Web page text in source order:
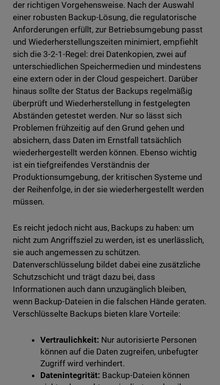
der richtigen Vorgehensweise. Nach der Auswahl
einer robusten Backup-Lösung, die regulatorische
Anforderungen erfüllt, zur Betriebsumgebung passt
und Wiederherstellungszeiten minimiert, empfiehlt
sich die 3-2-1-Regel: drei Datenkopien, zwei auf
unterschiedlichen Speichermedien und mindestens
eine extern oder in der Cloud gespeichert. Darüber
hinaus sollte der Status der Backups regelmäßig
überprüft und Wiederherstellung in festgelegten
Abständen getestet werden. Nur so lässt sich
Problemen frühzeitig auf den Grund gehen und
absichern, dass Daten im Ernstfall tatsächlich
wiederhergestellt werden können. Ebenso wichtig
ist ein tiefgreifendes Verständnis der
Produktionsumgebung, der kritischen Systeme und
der Reihenfolge, in der sie wiederhergestellt werden
müssen.
Es reicht jedoch nicht aus, Backups zu haben: um
nicht zum Angriffsziel zu werden, ist es unerlässlich,
sie auch angemessen zu schützen.
Datenverschlüsselung bildet dabei eine zusätzliche
Schutzschicht und trägt dazu bei, dass
Informationen auch dann unzugänglich bleiben,
wenn Backup-Dateien in die falschen Hände geraten.
Verschlüsselte Backups bieten klare Vorteile:
Vertraulichkeit: Nur autorisierte Personen
können auf die Daten zugreifen, unbefugter
Zugriff wird verhindert.
Datenintegrität: Backup-Dateien können